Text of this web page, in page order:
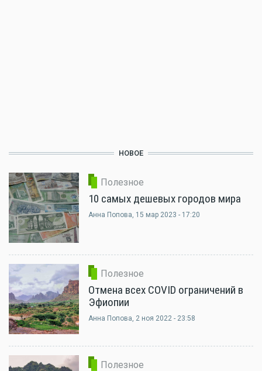
НОВОЕ
Полезное
10 самых дешевых городов мира
Анна Попова, 15 мар 2023 - 17:20
Полезное
Отмена всех COVID ограничений в
Эфиопии
Анна Попова, 2 ноя 2022 - 23:58
Полезное